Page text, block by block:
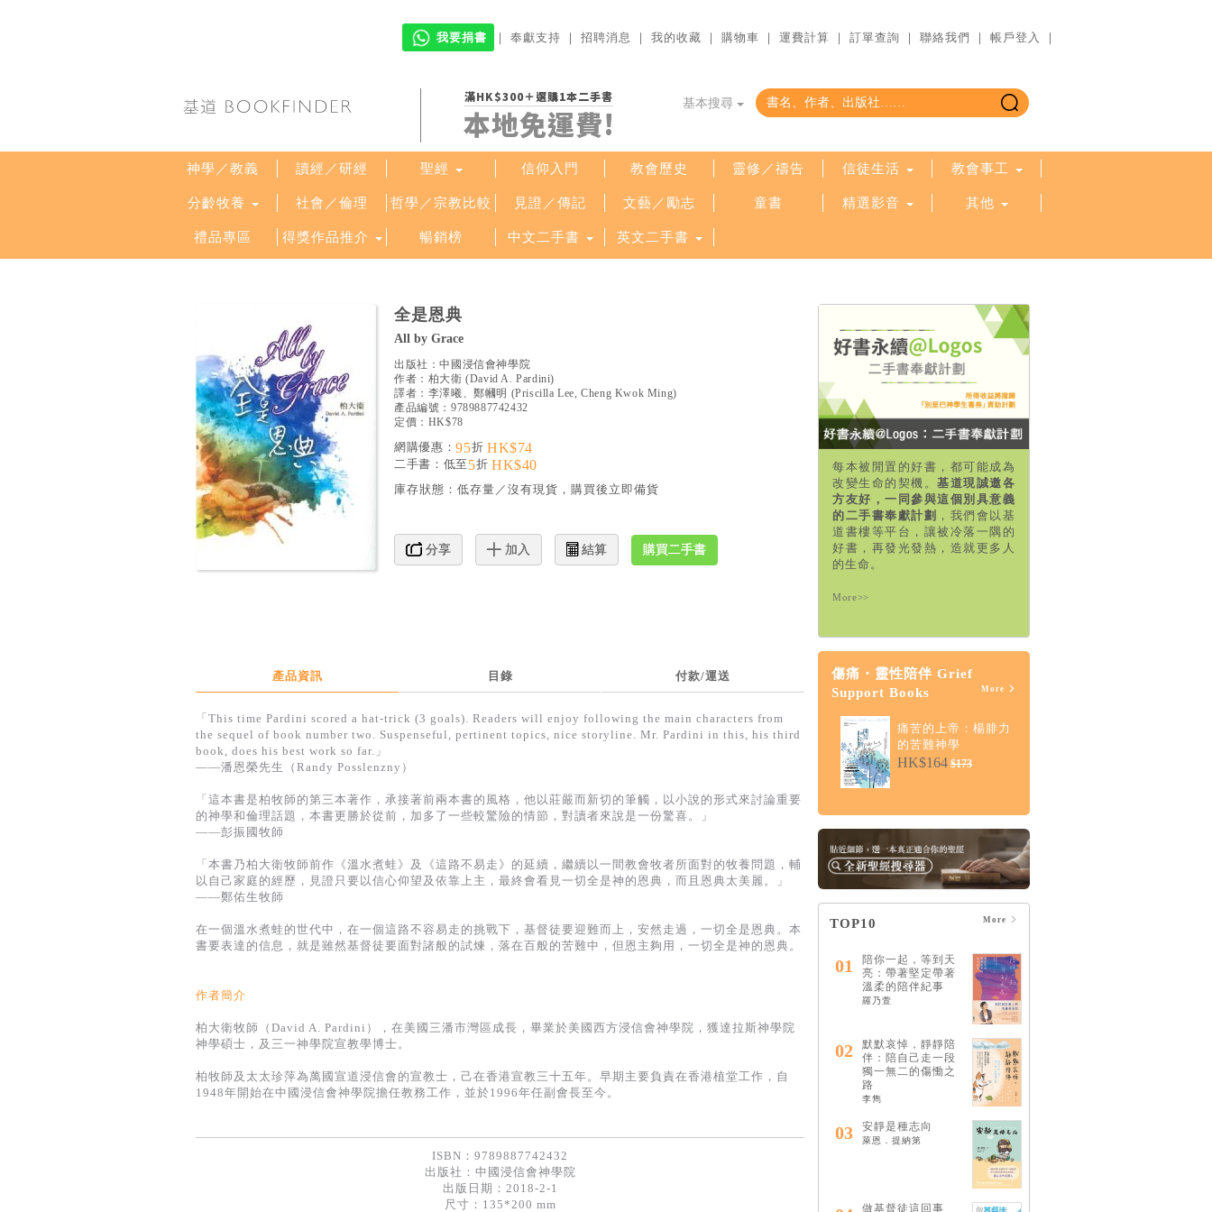
我要捐書 ｜ 奉獻支持 ｜ 招聘消息 ｜ 我的收藏 ｜ 購物車 ｜ 運費計算 ｜ 訂單查詢 ｜ 聯絡我們 ｜ 帳戶登入 ｜
滿HK$300＋選購1本二手書
本地免運費!
基本搜尋
神學／教義 讀經／研經 聖經 信仰入門 教會歷史 靈修／禱告 信徒生活 教會事工
分齡牧養 社會／倫理 哲學／宗教比較 見證／傳記 文藝／勵志 童書 精選影音 其他
禮品專區 得獎作品推介 暢銷榜 中文二手書 英文二手書
全是恩典
All by Grace
出版社：中國浸信會神學院
作者： 柏大衛 (David A. Pardini)
譯者： 李澤曦、鄭幗明 (Priscilla Lee, Cheng Kwok Ming)
產品編號： 9789887742432
定價：HK$78
網購優惠：95折 HK$74
二手書：低至 5折 HK$40
庫存狀態： 低存量／沒有現貨，購買後立即備貨
分享 加入 結算 購買二手書
產品資訊 目錄 付款/運送
「This time Pardini scored a hat-trick (3 goals). Readers will enjoy following the main characters from
the sequel of book number two. Suspenseful, pertinent topics, nice storyline. Mr. Pardini in this, his third
book, does his best work so far.」
——潘恩榮先生（Randy Posslenzny）
「這本書是柏牧師的第三本著作，承接著前兩本書的風格，他以莊嚴而新切的筆觸，以小說的形式來討論重要
的神學和倫理話題，本書更勝於從前，加多了一些較驚險的情節，對讀者來說是一份驚喜。」
——彭振國牧師
「本書乃柏大衛牧師前作《溫水煮蛙》及《這路不易走》的延續，繼續以一間教會牧者所面對的牧養問題，輔
以自己家庭的經歷，見證只要以信心仰望及依靠上主，最終會看見一切全是神的恩典，而且恩典太美麗。」
——鄭佑生牧師
在一個溫水煮蛙的世代中，在一個這路不容易走的挑戰下，基督徒要迎難而上，安然走過，一切全是恩典。本
書要表達的信息，就是雖然基督徒要面對諸般的試煉，落在百般的苦難中，但恩主夠用，一切全是神的恩典。
作者簡介
柏大衛牧師（David A. Pardini），在美國三潘市灣區成長，畢業於美國西方浸信會神學院，獲達拉斯神學院
神學碩士，及三一神學院宣教學博士。
柏牧師及太太珍萍為萬國宣道浸信會的宣教士，己在香港宣教三十五年。早期主要負責在香港植堂工作，自
1948年開始在中國浸信會神學院擔任教務工作，並於1996年任副會長至今。
ISBN：9789887742432
出版社： 中國浸信會神學院
出版日期：2018-2-1
尺寸：135*200 mm
每本被閒置的好書，都可能成為
改變生命的契機。基道現誠邀各
方友好，一同參與這個別具意義
的二手書奉獻計劃 ，我們會以基
道書樓等平台，讓被冷落一隅的
好書，再發光發熱，造就更多人
的生命。
More>>
傷痛・靈性陪伴 Grief
Support Books
More
痛苦的上帝：楊腓力
的苦難神學
HK$164 $173
TOP10 More
01
陪你一起，等到天
亮：帶著堅定帶著
溫柔的陪伴紀事
羅乃萱
02
默默哀悼，靜靜陪
伴：陪自己走一段
獨一無二的傷慟之
路
李雋
03 安靜是種志向
萊恩．提納第
做基督徒這回事